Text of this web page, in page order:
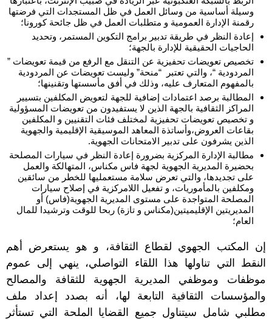
وسيلة أساسية من وسائل العمل في ظل المستجدات التي فرضتها
رقمنة الإدارة العمومية و متطلبات العمل في ظل جائحة كورونا؛
إعادة النظر في طريقة تدبير برامج التكوين المستمر، وتحديد
الحاجيات الحقيقية للإدارة بالجهة؛
تخصيص تعويضات تحفيزية عن التنقل مع الرفع من قيمة تعويضات ”
المردودية “، والتي تعتبر “منحة” وليست تعويضات عن المردودية
بالمفهوم المتعارف عليه، وذلك في أفق مأسستها وتقنينها؛
المطالبة برصد اعتمادات إضافية للجهة لتعويض المكلفين بتسيير
المراكز الثقافية بالجهة الذين لا يستفيدون من تعويضات المسؤولية
و تخصيص تعويضات تحفيزية لمختلف فئات التقنيين و المكلفين
بقاعات العروض،وأساتذة المعاهد الموسيقية الإقليمية والجهوية
الذين يشرفون على تدبير الامتحانات الجهوية.
مطالبة الإدارة المركزية بضرورة إعادة النظر في سيارات المصلحة
بحضيرة المديرية الجهوية لجهة فاس مكناس، المتهالكة والعمل
على تجديدها، والتي تعرض سلامة مستعمليها للخطر من سائقين
ومكلفين بالمأموريات، و تفعيل اللامركزية في إصلاح سيارات
المصلحة المتواجدة على مستوى المديرية الجهوية(فاس) أو
المديريتين الإقليميتين(مكناس و تازة) ربحا للوقت وترشيدا للمال
العام؛
إن المكتب الجهوي لقطاع الثقافة، و هو يستعرض أهم
النقط التي تناولها هذا اللقاء التواصلي، ينهي إلى عموم
موظفات وموظفي المديرية الجهوية للثقافة والمصالح
والمؤسسات الثقافية التابعة لها، أنه بصدد إعداد ملف
مطلبي شامل سيتناول جميع القضايا الملحة التي تستأثر